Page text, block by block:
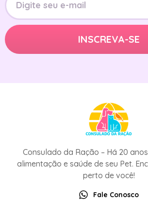
Consulado da Ração – Há 20
alimentação e saúde de seu Pet.
perto de você!
Fale Conosco